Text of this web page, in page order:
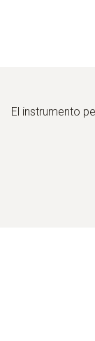
El instrumento